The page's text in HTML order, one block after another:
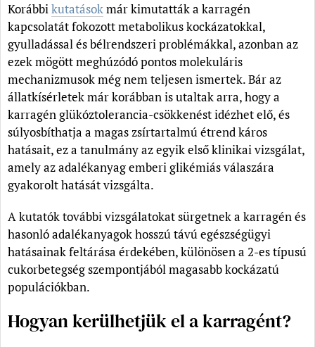
Korábbikutatásokmár kimutatták a karragén
kapcsolatát fokozott metabolikus kockázatokkal,
gyulladással és bélrendszeri problémákkal, azonban az
ezek mögött meghúzódó pontos molekuláris
mechanizmusok még nem teljesen ismertek. Bár az
állatkísérletek már korábban is utaltak arra, hogy a
karragén glükóztolerancia-csökkenést idézhet elő, és
súlyosbíthatja a magas zsírtartalmú étrend káros
hatásait, ez a tanulmány az egyik első klinikai vizsgálat,
amely az adalékanyag emberi glikémiás válaszára
gyakorolt hatását vizsgálta.
A kutatók további vizsgálatokat sürgetnek a karragén és
hasonló adalékanyagok hosszú távú egészségügyi
hatásainak feltárása érdekében, különösen a 2-es típusú
cukorbetegség szempontjából magasabb kockázatú
populációkban.
Hogyan kerülhetjük el a karragént?